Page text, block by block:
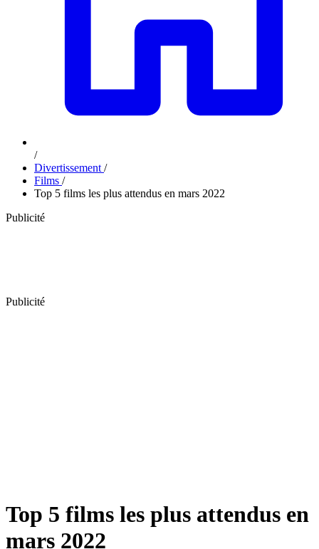
/
Divertissement /
Films /
Top 5 films les plus attendus en mars 2022
Publicité
Publicité
Top 5 films les plus attendus en
mars 2022